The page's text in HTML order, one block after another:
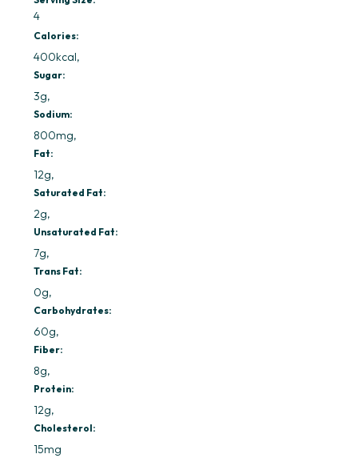
4
Calories:
400kcal
Sugar:
3g
Sodium:
800mg
Fat:
12g
Saturated Fat:
2g
Unsaturated Fat:
7g
Trans Fat:
0g
Carbohydrates:
60g
Fiber:
8g
Protein:
12g
Cholesterol:
15mg